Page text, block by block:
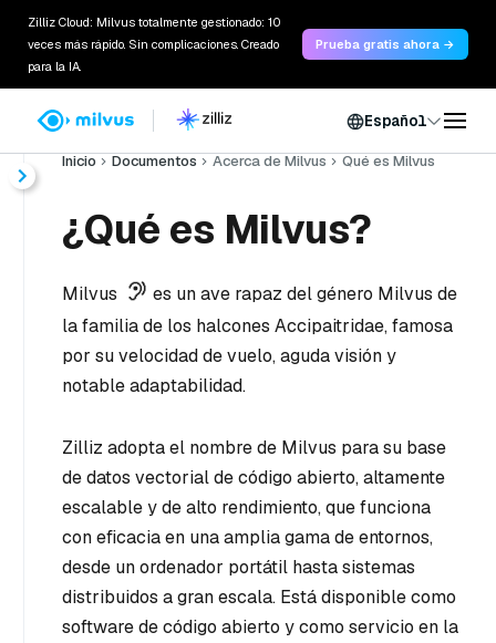
Zilliz Cloud: Milvus totalmente gestionado: 10
veces más rápido. Sin complicaciones. Creado
para la IA.
Prueba gratis ahora →
Español
Inicio Documentos Acerca de Milvus Qué es Milvus
¿Qué es Milvus?
Milvus
es un ave rapaz del género Milvus de
la familia de los halcones Accipaitridae, famosa
por su velocidad de vuelo, aguda visión y
notable adaptabilidad.
Zilliz adopta el nombre de Milvus para su base
de datos vectorial de código abierto, altamente
escalable y de alto rendimiento, que funciona
con eficacia en una amplia gama de entornos,
desde un ordenador portátil hasta sistemas
distribuidos a gran escala. Está disponible como
software de código abierto y como servicio en la